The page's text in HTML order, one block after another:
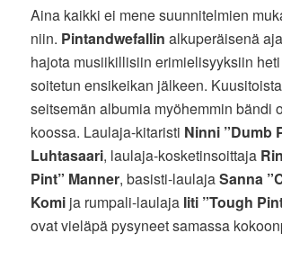
Aina kaikki ei mene suunnitelmien
niin. Pintandwefallin alkuperäisenä
hajota musiikillisiin erimielisyyksiin
soitetun ensikeikan jälkeen.
seitsemän albumia myöhemmin bändi
koossa. Laulaja-kitaristi Ninni ”Dumb
Luhtasaari, laulaja-kosketinsoittaja
Pint” Manner, basisti-laulajaSanna
Komi ja rumpali-laulaja Iiti ”Tough
ovat vieläpä pysyneet samassa